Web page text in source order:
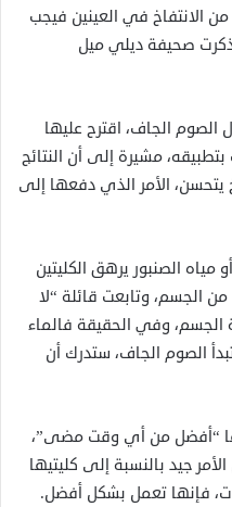
الانتفاخ في العينين فيجب
صحيفة ديلي ميل
الصوم الجاف، اقترح عليها
مشيرة إلى أن النتائج
يتحسن، الأمر الذي دفعها إلى
مياه الصنبور يرهق الكليتين
الجسم، وتابعت قائلة “لا
الجسم، وفي الحقيقة فالماء
الصوم الجاف، ستدرك أن
“أفضل من أي وقت مضى”،
جيد بالنسبة إلى كليتيها
فإنها تعمل بشكل أفضل.